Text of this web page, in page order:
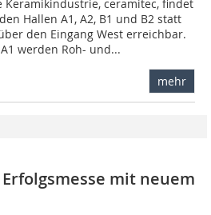
Keramikindustrie, ceramitec, findet
Hallen A1, A2, B1 und B2 statt
den Eingang West erreichbar.
werden Roh- und...
mehr
mit ­neuem